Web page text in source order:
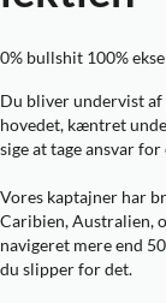
0% bullshit 100%
Du bliver undervist af
hovedet, kæntret
sige at tage ansvar for
Vores kaptajner har
Caribien, Australien,
navigeret mere end
du slipper for det.